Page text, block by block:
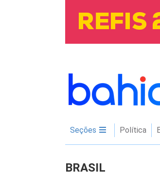
Seções Política
BRASIL